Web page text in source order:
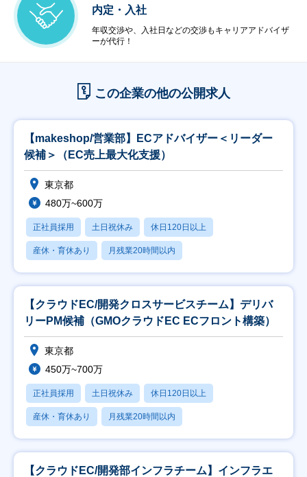
内定・入社
年収交渉や、入社日などの交渉もキャリアアドバイザ
ーが代行！
この企業の他の公開求人
【makeshop/営業部】ECアドバイザー＜リーダー
候補＞（EC売上最大化支援）
東京都
480万~600万
正社員採用 土日祝休み 休日120日以上
産休・育休あり 月残業20時間以内
【クラウドEC/開発クロスサービスチーム】デリバ
リーPM候補（GMOクラウドEC ECフロント構築）
東京都
450万~700万
正社員採用 土日祝休み 休日120日以上
産休・育休あり 月残業20時間以内
【クラウドEC/開発部インフラチーム】インフラエ